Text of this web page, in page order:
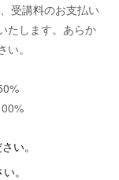
受講料のお支払い
たします。あらか
い。
い。
。